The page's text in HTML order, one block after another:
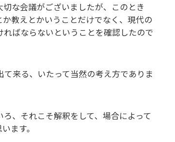
な会議がございましたが、このとき
教えとかいうことだけでなく、現代の
ばならないということを確認したので
来る、いたって当然の考え方でありま
、それこそ解釈をして、場合によって
ます。